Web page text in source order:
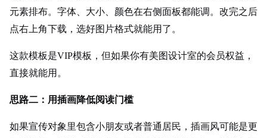
元素排布。字体、大小、颜色在右侧面板都能调。改完之后
点右上角下载，选好图片格式就能用了。
这款模板是VIP模板，但如果你有美图设计室的会员权益，
直接就能用。
思路二：用插画降低阅读门槛
如果宣传对象里包含小朋友或者普通居民，插画风可能是更